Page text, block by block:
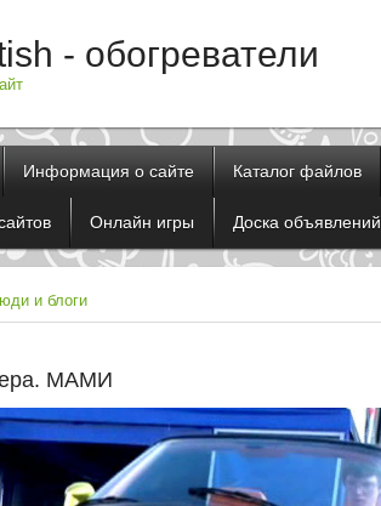
- обогреватели
Информация о сайте Каталог файлов
Онлайн игры Доска объявлений
и блоги
МАМИ